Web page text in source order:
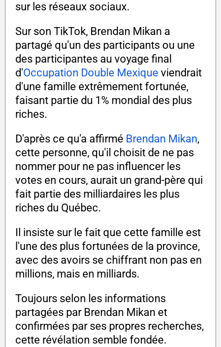
sur les réseaux sociaux.
Sur son TikTok, Brendan Mikan a
partagé qu'un des participants ou une
des participantes au voyage final
d'Occupation Double Mexique viendrait
d'une famille extrêmement fortunée,
faisant partie du 1% mondial des plus
riches.
D'après ce qu'a affirmé Brendan Mikan,
cette personne, qu'il choisit de ne pas
nommer pour ne pas influencer les
votes en cours, aurait un grand-père qui
fait partie des milliardaires les plus
riches du Québec.
Il insiste sur le fait que cette famille est
l'une des plus fortunées de la province,
avec des avoirs se chiffrant non pas en
millions, mais en milliards.
Toujours selon les informations
partagées par Brendan Mikan et
confirmées par ses propres recherches,
cette révélation semble fondée.